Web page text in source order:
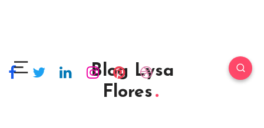
Blog Lysa
Flores